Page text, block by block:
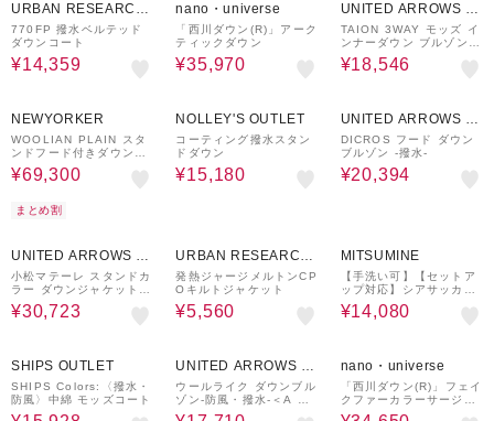
URBAN RESEARCH
ware house
770FP 撥水ベルテッド
ダウンコート
¥14,359
nano・universe
「西川ダウン(R)」アーク
ティックダウン
¥35,970
UNITED ARROWS O
UTLET
TAION 3WAY モッズ イ
ンナーダウン ブルゾン -
撥水・防風-
¥18,546
NEWYORKER
WOOLIAN PLAIN スタ
ンドフード付きダウンア
ウター
¥69,300
まとめ割
NOLLEY'S OUTLET
コーティング撥水スタン
ドダウン
¥15,180
UNITED ARROWS O
UTLET
DICROS フード ダウン
ブルゾン -撥水-
¥20,394
UNITED ARROWS O
UTLET
小松マテーレ スタンドカ
ラー ダウンジャケット 7
00FP 撥水機能
¥30,723
URBAN RESEARCH
ware house
発熱ジャージメルトンCP
Oキルトジャケット
¥5,560
MITSUMINE
【手洗い可】【セットア
ップ対応】シアサッカー
ジャケット
¥14,080
SHIPS OUTLET
SHIPS Colors:〈撥水・
防風〉中綿 モッズコート
UNITED ARROWS O
UTLET
ウールライク ダウンブル
ゾン-防風・撥水-＜A DA
Y IN THE LIFE＞
nano・universe
「西川ダウン(R)」フェイ
クファーカラーサージロ
ングダウン